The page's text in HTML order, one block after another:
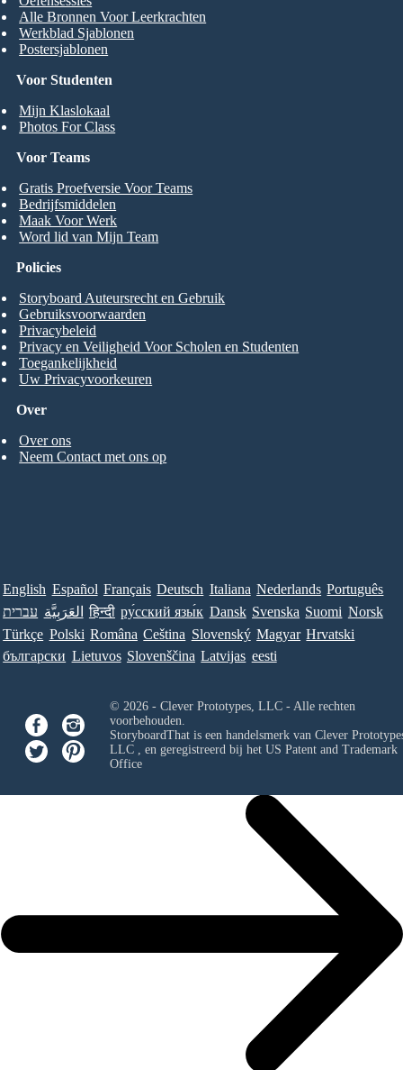
Voor Studenten
Mijn Klaslokaal
Photos For Class
Alle Bronnen Voor Leerkrachten
Werkblad Sjablonen
Postersjablonen
Voor Teams
Gratis Proefversie Voor Teams
Bedrijfsmiddelen
Maak Voor Werk
Word lid van Mijn Team
Over
Over ons
Neem Contact met ons op
Policies
Storyboard Auteursrecht en Gebruik
Gebruiksvoorwaarden
Privacybeleid
Privacy en Veiligheid Voor Scholen en Studenten
Toegankelijkheid
Uw Privacyvoorkeuren
English Español Français Deutsch Italiana Nederlands Português
עברית العَرَبِيَّة हिन्दी ру́сский язы́к Dansk Svenska Suomi Norsk
Türkçe Polski Româna Ceština Slovenský Magyar Hrvatski
български Lietuvos Slovenščina Latvijas eesti
© 2026 - Clever Prototypes, LLC - Alle rechten
voorbehouden.
StoryboardThat is een handelsmerk van Clever
LLC, en geregistreerd bij het US Patent and Trademark
Office